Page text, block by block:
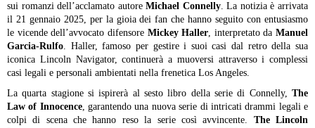
sui romanzi dell’acclamato autoreMichael Connelly. La notizia è arrivata
il 21 gennaio 2025, per la gioia dei fan che hanno seguito con entusiasmo
le vicende dell’avvocato difensore Mickey Haller, interpretato da Manuel
Garcia-Rulfo. Haller, famoso per gestire i suoi casi dal retro della sua
iconica Lincoln Navigator, continuerà a muoversi attraverso i complessi
casi legali e personali ambientati nella frenetica Los Angeles.
La quarta stagione si ispirerà al sesto libro della serie di Connelly, The
Law of Innocence, garantendo una nuova serie di intricati drammi legali e
colpi di scena che hanno reso la serie così avvincente. The Lincoln